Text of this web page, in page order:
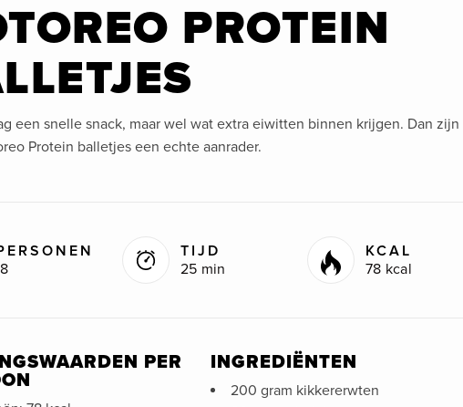
PROTEIN
een snelle snack, maar wel wat extra eiwitten binnen krijgen. Dan zijn
Protein balletjes een echte aanrader.
TIJD
25 min
KCAL
78 kcal
PER INGREDIËNTEN
200 gram kikkererwten